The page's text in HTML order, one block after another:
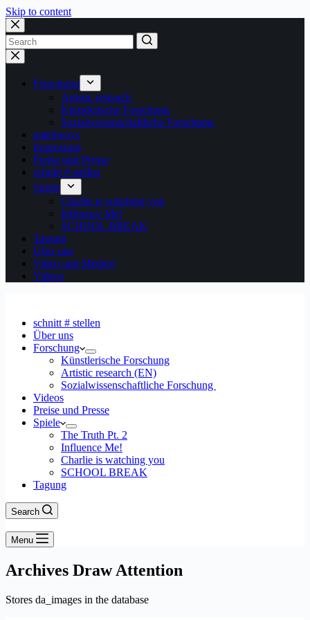
Skip to content
Forschung
Artistic research
Künstlerische Forschung
Sozialwissenschaftliche Forschung
gate#ways
Impressum
Preise und Presse
schnitt # stellen
Spiele
Charlie is watching you
Influence Me!
SCHOOL BREAK
Tagung
Über uns
Video und Medien
Videos
schnitt # stellen
Über uns
Forschung
Künstlerische Forschung
Artistic research (EN)
Sozialwissenschaftliche Forschung
Videos
Preise und Presse
Spiele
The Truth Pt. 2
Influence Me!
Charlie is watching you
SCHOOL BREAK
Tagung
Search
Menu
Archives Draw Attention
Stores da_images in the database